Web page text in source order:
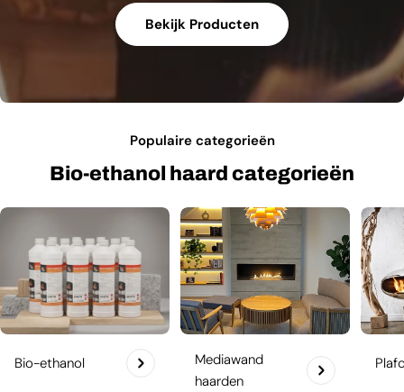
Bekijk Producten
Populaire categorieën
Bio-ethanol haard categorieën
Bio-ethanol
Mediawand
haarden